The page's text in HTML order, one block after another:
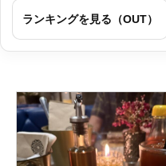
ランキングを見る（OUT）